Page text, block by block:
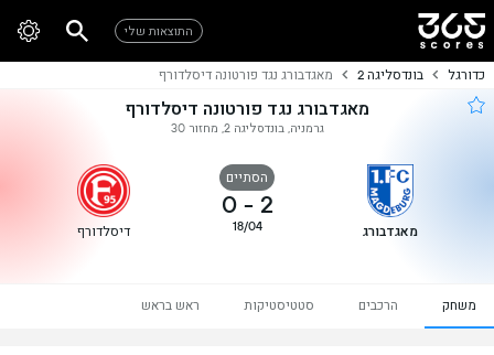
התוצאות שלי
כדורגל בונדסליגה 2 מאגדבורג נגד פורטונה דיסלדורף
מאגדבורג נגד פורטונה דיסלדורף
גרמניה, בונדסליגה 2, מחזור 30
מאגדבורג
הסתיים
2
-
0
18/04 דיסלדורף
משחק הרכבים סטטיסטיקות ראש בראש